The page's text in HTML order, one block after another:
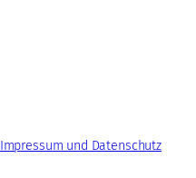
Impressum und Datenschutz